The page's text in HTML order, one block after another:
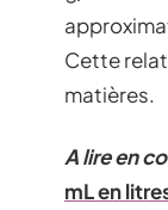
Cette
matières.
A lire en
mL en